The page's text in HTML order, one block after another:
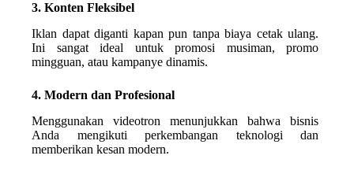
3. Konten Fleksibel
Iklan dapat diganti kapan pun tanpa biaya cetak ulang.
Ini sangat ideal untuk promosi musiman, promo
mingguan, atau kampanye dinamis.
4. Modern dan Profesional
Menggunakan videotron menunjukkan bahwa bisnis
Anda mengikuti perkembangan teknologi dan
memberikan kesan modern.